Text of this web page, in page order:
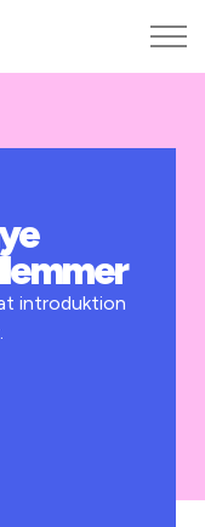
introduktion